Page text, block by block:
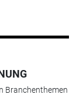
Branchenthemen